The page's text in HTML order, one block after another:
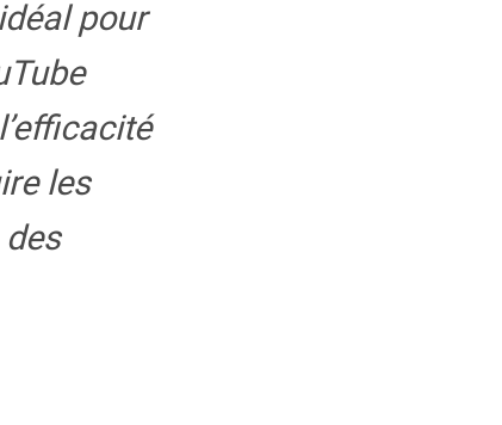
pour
les